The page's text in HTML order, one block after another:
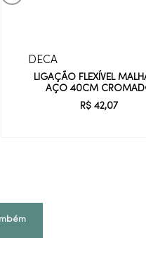
DECA
LIGAÇÃO FLEXÍVEL
AÇO 40CM
R$ 42,07